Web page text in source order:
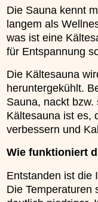
Die Sauna kennt
langem als
was ist eine
für Entspannung
Die Kältesauna
heruntergekühlt.
Sauna, nackt
Kältesauna ist es,
verbessern und
Wie funktioniert
Entstanden ist die
Die Temperaturen
Kieselsäuregel